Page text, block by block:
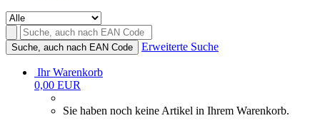
Suche, auch nach EAN Code Erweiterte Suche
Ihr Warenkorb
0,00 EUR
Sie haben noch keine Artikel in Ihrem Warenkorb.